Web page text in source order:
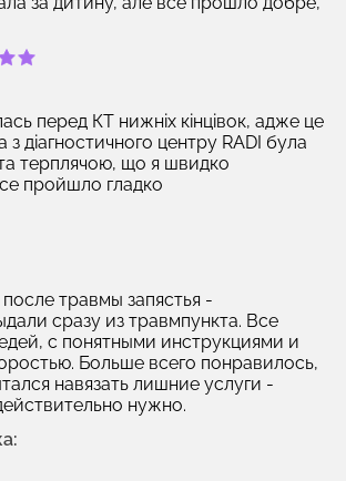
перед КТ нижніх кінцівок, адже це
з діагностичного центру RADI була
терплячою, що я швидко
пройшло гладко
травмы запястья -
сразу из травмпункта. Все
с понятными инструкциями и
Больше всего понравилось,
навязать лишние услуги -
нужно.